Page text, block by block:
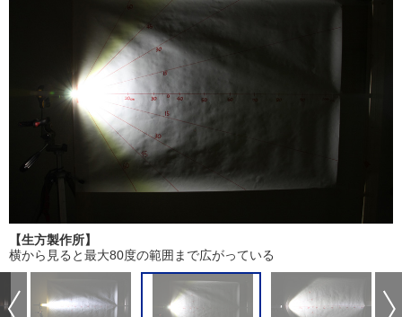
【生方製作所】
横から見ると最大80度の範囲まで広がっている